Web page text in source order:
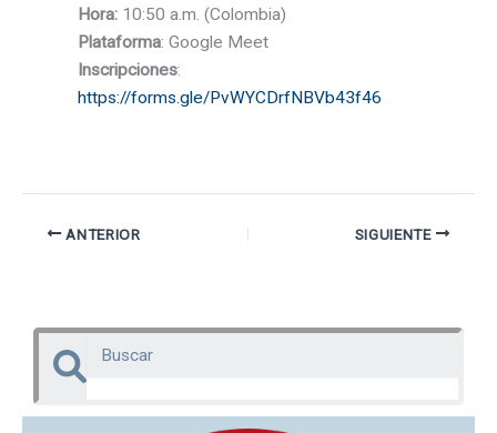
Hora: 10:50 a.m. (Colombia)
Plataforma: Google Meet
Inscripciones:
https://forms.gle/PvWYCDrfNBVb43f46
ANTERIOR SIGUIENTE